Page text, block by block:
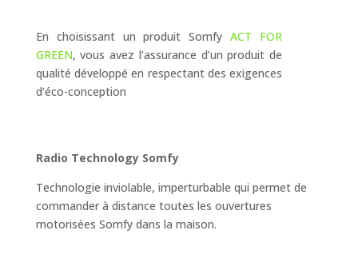
En choisissant un produit SomfyACT FOR
GREEN, vous avez l’assurance d’un produit de
qualité développé en respectant des exigences
d’éco-conception
Radio Technology Somfy
Technologie inviolable, imperturbable qui permet de
commander à distance toutes les ouvertures
motorisées Somfy dans la maison.